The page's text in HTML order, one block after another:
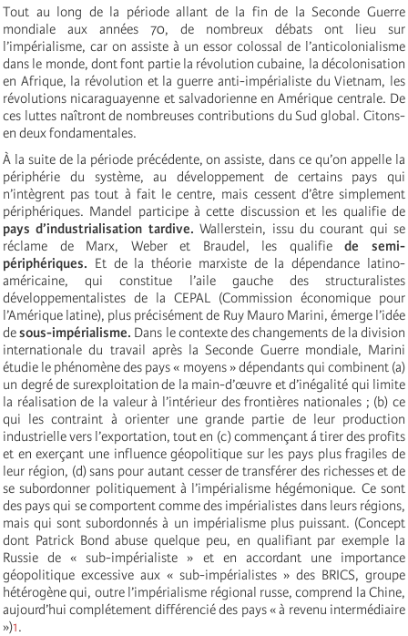
Tout au long de la période allant de la fin de la Seconde Guerre
mondiale aux années 70, de nombreux débats ont lieu sur
l’impérialisme, car on assiste à un essor colossal de l’anticolonialisme
dans le monde, dont font partie la révolution cubaine, la décolonisation
en Afrique, la révolution et la guerre anti-impérialiste du Vietnam, les
révolutions nicaraguayenne et salvadorienne en Amérique centrale. De
ces luttes naîtront de nombreuses contributions du Sud global. Citons-
en deux fondamentales.
À la suite de la période précédente, on assiste, dans ce qu’on appelle la
périphérie du système, au développement de certains pays qui
n’intègrent pas tout à fait le centre, mais cessent d’être simplement
périphériques. Mandel participe à cette discussion et les qualifie de
pays d’industrialisation tardive.Wallerstein, issu du courant qui se
réclame de Marx, Weber et Braudel, les qualifiede semi-
périphériques. Et de la théorie marxiste de la dépendance latino-
américaine, qui constitue l’aile gauche des structuralistes
développementalistes de la CEPAL (Commission économique pour
l’Amérique latine), plus précisément de Ruy Mauro Marini, émerge l’idée
desous-impérialisme. Dans le contexte des changements de la division
internationale du travail après la Seconde Guerre mondiale, Marini
étudie le phénomène des pays « moyens » dépendants qui combinent (a)
un degré de surexploitation de la main-d’œuvre et d’inégalité qui limite
la réalisation de la valeur à l’intérieur des frontières nationales ; (b) ce
qui les contraint à orienter une grande partie de leur production
industrielle vers l’exportation, tout en (c) commençant á tirer des profits
et en exerçant une influence géopolitique sur les pays plus fragiles de
leur région, (d) sans pour autant cesser de transférer des richesses et de
se subordonner politiquement à l’impérialisme hégémonique. Ce sont
des pays qui se comportent comme des impérialistes dans leurs régions,
mais qui sont subordonnés à un impérialisme plus puissant. (Concept
dont Patrick Bond abuse quelque peu, en qualifiant par exemple la
Russie de « sub-impérialiste » et en accordant une importance
géopolitique excessive aux « sub-impérialistes » des BRICS, groupe
hétérogène qui, outre l’impérialisme régional russe, comprend la Chine,
aujourd’hui complétement différencié des pays « à revenu intermédiaire
»)1.